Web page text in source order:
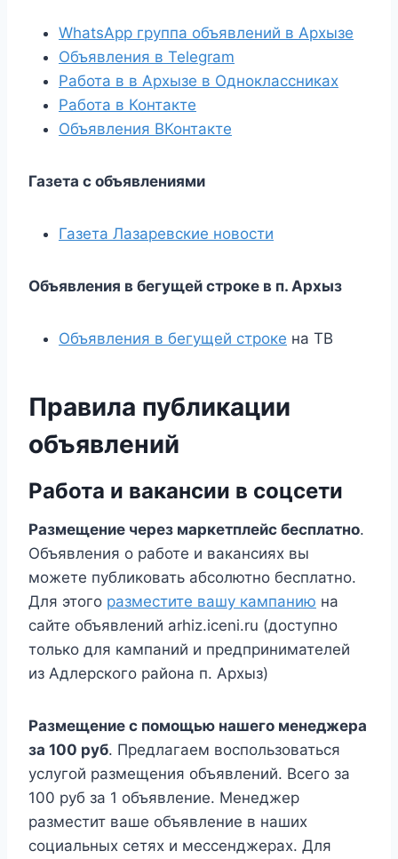
WhatsApp группа объявлений в Архызе
Объявления в Telegram
Работа в в Архызе в Одноклассниках
Работа в Контакте
Объявления ВКонтакте
Газета с объявлениями
Газета Лазаревские новости
Объявления в бегущей строке в п. Архыз
Объявления в бегущей строке на ТВ
Правила публикации
объявлений
Работа и вакансии в соцсети
Размещение через маркетплейс бесплатно.
Объявления о работе и вакансиях вы
можете публиковать абсолютно бесплатно.
Для этого разместите вашу кампанию на
сайте объявлений arhiz.iceni.ru (доступно
только для кампаний и предпринимателей
из Адлерского района п. Архыз)
Размещение с помощью нашего менеджера
за 100 руб. Предлагаем воспользоваться
услугой размещения объявлений. Всего за
100 руб за 1 объявление. Менеджер
разместит ваше объявление в наших
социальных сетях и мессенджерах. Для